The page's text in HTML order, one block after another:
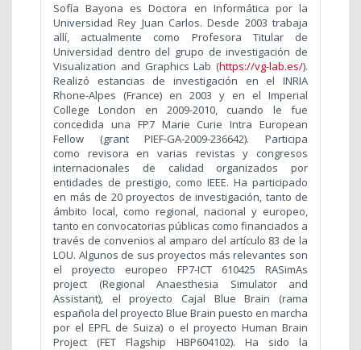
Sofía Bayona es Doctora en Informática por la
Universidad Rey Juan Carlos. Desde 2003 trabaja
allí, actualmente como Profesora Titular de
Universidad dentro del grupo de investigación de
Visualization and Graphics Lab (https://vg-lab.es/).
Realizó estancias de investigación en el INRIA
Rhone-Alpes (France) en 2003 y en el Imperial
College London en 2009-2010, cuando le fue
concedida una FP7 Marie Curie Intra European
Fellow (grant PIEF-GA-2009-236642). Participa
como revisora en varias revistas y congresos
internacionales de calidad organizados por
entidades de prestigio, como IEEE. Ha participado
en más de 20 proyectos de investigación, tanto de
ámbito local, como regional, nacional y europeo,
tanto en convocatorias públicas como financiados a
través de convenios al amparo del artículo 83 de la
LOU. Algunos de sus proyectos más relevantes son
el proyecto europeo FP7-ICT 610425 RASimAs
project (Regional Anaesthesia Simulator and
Assistant), el proyecto Cajal Blue Brain (rama
española del proyecto Blue Brain puesto en marcha
por el EPFL de Suiza) o el proyecto Human Brain
Project (FET Flagship HBP604102). Ha sido la